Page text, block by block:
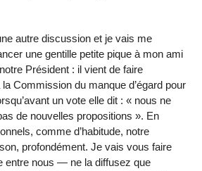
autre discussion et je vais me
une gentille petite pique à mon ami
Président : il vient de faire
Commission du manque d’égard pour
un vote elle dit : « nous ne
de nouvelles propositions ». En
comme d’habitude, notre
profondément. Je vais vous faire
entre nous — ne la diffusez que